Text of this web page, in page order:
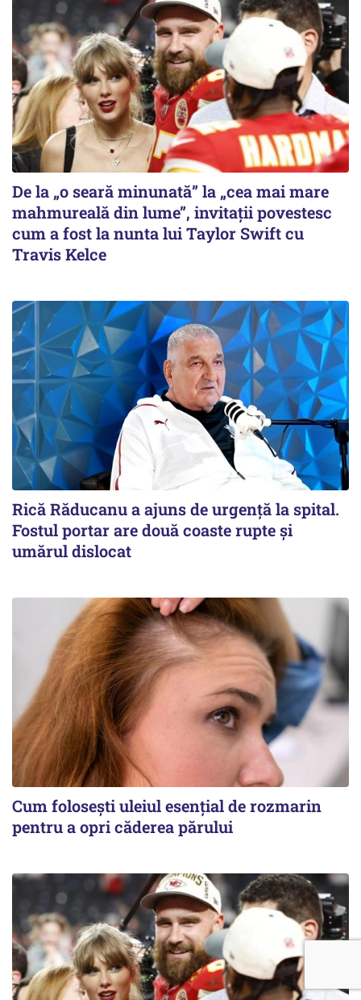
De la „o seară minunată” la „cea mai mare
mahmureală din lume”, invitații povestesc
cum a fost la nunta lui Taylor Swift cu
Travis Kelce
Rică Răducanu a ajuns de urgență la spital.
Fostul portar are două coaste rupte și
umărul dislocat
Cum folosești uleiul esențial de rozmarin
pentru a opri căderea părului